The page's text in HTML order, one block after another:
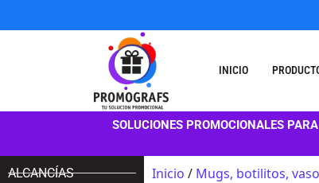
INICIO
SOLUCIONES PROMOCIONALES
ALCANCÍAS
Inicio / Mugs, botilitos,